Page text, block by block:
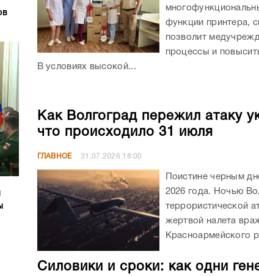
функции принтера,
позволит
процессы и
В условиях высокой...
Как Волгоград пережил атаку
что происходило 31 июля
ГЛАВНОЕ 31.07.2026 18:00
Поистине черным
2026 года. Ночью
террористической
жертвой налета
Красноармейского
Силовики и сроки: как одни